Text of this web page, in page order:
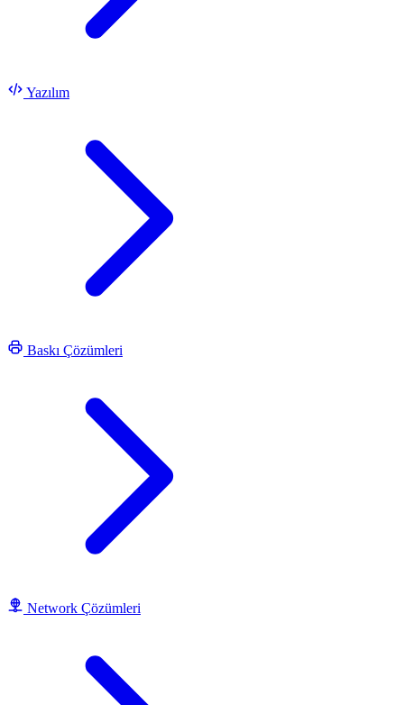
Yazılım
Baskı Çözümleri
Network Çözümleri